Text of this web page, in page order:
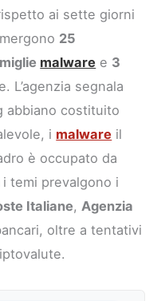
ai sette giorni
25
malware e 3
L’agenzia segnala
abbiano costituito
i malware il
è occupato da
temi prevalgono i
Italiane,Agenzia
oltre a tentativi